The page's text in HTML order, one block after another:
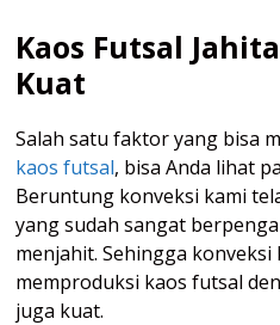
Kaos Futsal
Kuat
Salah satu faktor yang bisa
kaos futsal, bisa Anda lihat
Beruntung konveksi kami
yang sudah sangat
menjahit. Sehingga
memproduksi kaos futsal
juga kuat.